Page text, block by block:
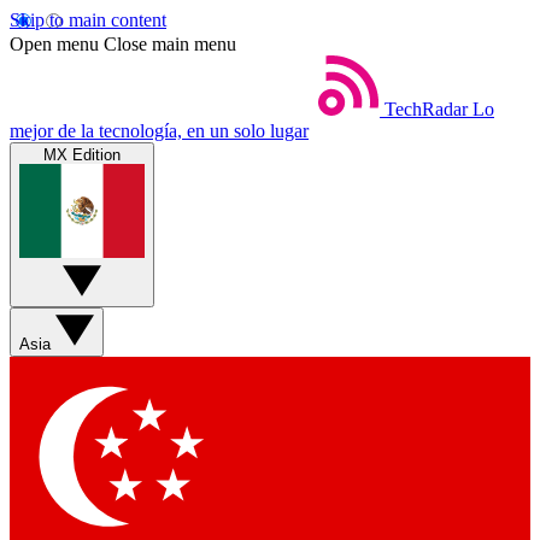
Skip to main content
Open menu Close main menu
TechRadar Lo
mejor de la tecnología, en un solo lugar
MX Edition
Asia